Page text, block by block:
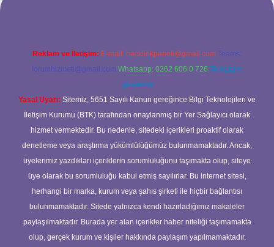
Reklam ve İletişim: E-mail: backlinkpaneli@gmail.com Teams:
forumhizmeti@gmail.com Whatsapp: 0262 606 0 726 Telegram:
@karabul
Yasal Uyarı: Sitemiz, 5651 Sayılı Kanun gereğince Bilgi Teknolojileri ve
İletişim Kurumu (BTK) tarafından onaylanmış bir Yer Sağlayıcı olarak
hizmet vermektedir. Bu nedenle, sitedeki içerikleri proaktif olarak
denetleme veya araştırma yükümlülüğümüz bulunmamaktadır. Ancak,
üyelerimiz yazdıkları içeriklerin sorumluluğunu taşımakta olup, siteye
üye olarak bu sorumluluğu kabul etmiş sayılırlar. Bu internet sitesi,
herhangi bir marka, kurum veya şahıs şirketi ile hiçbir bağlantısı
bulunmamaktadır. Sitede yalnızca kendi hazırladığımız makaleler
paylaşılmaktadır. Burada yer alan içerikler haber niteliği taşımamakta
olup, gerçek kurum ve kişiler hakkında paylaşım yapılmamaktadır.